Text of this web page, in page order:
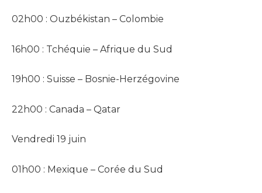
02h00 : Ouzbékistan – Colombie
16h00 : Tchéquie – Afrique du Sud
19h00 : Suisse – Bosnie-Herzégovine
22h00 : Canada – Qatar
Vendredi 19 juin
01h00 : Mexique – Corée du Sud